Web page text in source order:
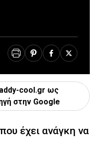
cool.gr ως
στην Google
έχει ανάγκη να